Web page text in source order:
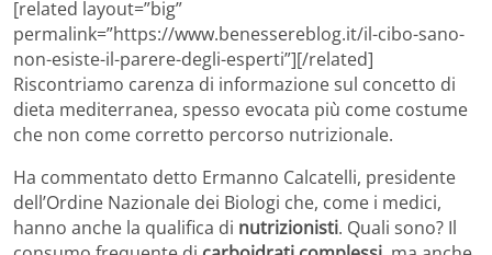
[related layout=”big”
permalink=”https://www.benessereblog.it/il-cibo-sano-
non-esiste-il-parere-degli-esperti”][/related]
Riscontriamo carenza di informazione sul concetto di
dieta mediterranea, spesso evocata più come costume
che non come corretto percorso nutrizionale.
Ha commentato detto Ermanno Calcatelli, presidente
dell’Ordine Nazionale dei Biologi che, come i medici,
hanno anche la qualifica di nutrizionisti. Quali sono? Il